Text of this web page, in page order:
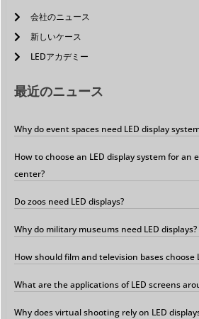
会社のニュース
新しいケース
LEDアカデミー
最近のニュース
Why do event spaces need LED display
How to choose an LED display system for an
center?
Do zoos need LED displays?
Why do military museums need LED displays?
How should film and television bases choose
What are the applications of LED screens
Why does virtual shooting rely on LED